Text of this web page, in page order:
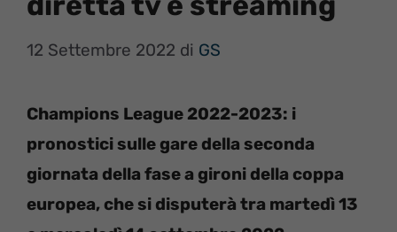
12 Settembre 2022 di GS
Champions League 2022-2023: i
pronostici sulle gare della seconda
giornata della fase a gironi della coppa
europea, che si disputerà tra martedì 13